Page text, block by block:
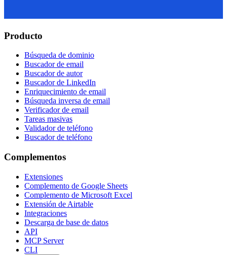
Producto
Búsqueda de dominio
Buscador de email
Buscador de autor
Buscador de LinkedIn
Enriquecimiento de email
Búsqueda inversa de email
Verificador de email
Tareas masivas
Validador de teléfono
Buscador de teléfono
Complementos
Extensiones
Complemento de Google Sheets
Complemento de Microsoft Excel
Extensión de Airtable
Integraciones
Descarga de base de datos
API
MCP Server
CLI